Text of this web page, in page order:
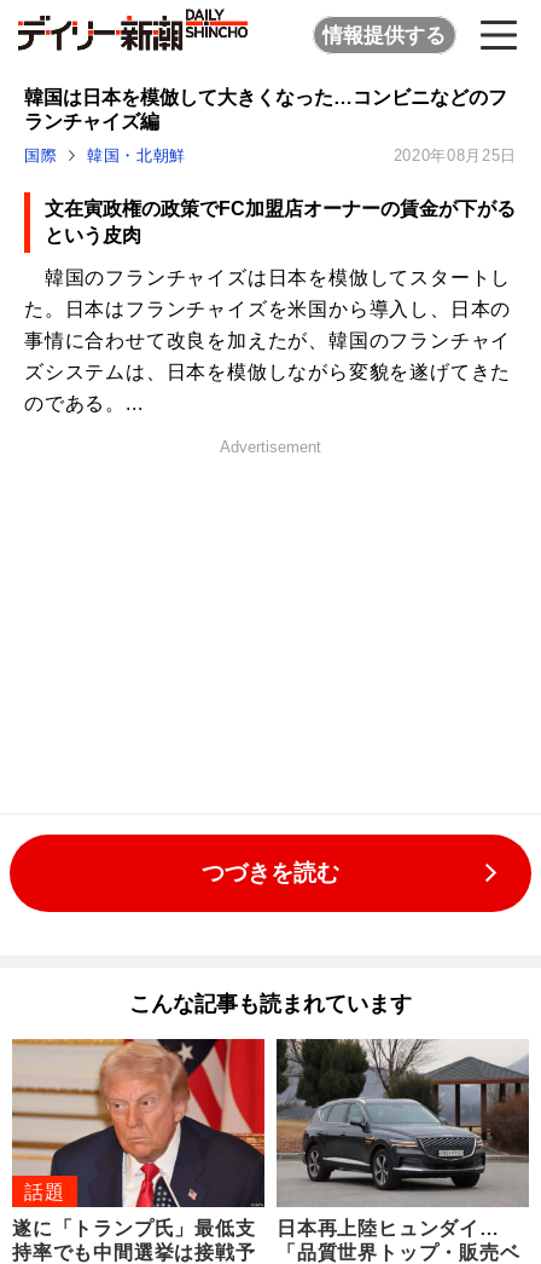
情報提供する
韓国は日本を模倣して大きくなった…コンビニなどのフ
ランチャイズ編
国際 韓国・北朝鮮 2020年08月25日
文在寅政権の政策でFC加盟店オーナーの賃金が下がる
という皮肉
韓国のフランチャイズは日本を模倣してスタートし
た。日本はフランチャイズを米国から導入し、日本の
事情に合わせて改良を加えたが、韓国のフランチャイ
ズシステムは、日本を模倣しながら変貌を遂げてきた
のである。...
Advertisement
つづきを読む
こんな記事も読まれています
話題
遂に「トランプ氏」最低支
持率でも中間選挙は接戦予
日本再上陸ヒュンダイ…
「品質世界トップ・販売ベ